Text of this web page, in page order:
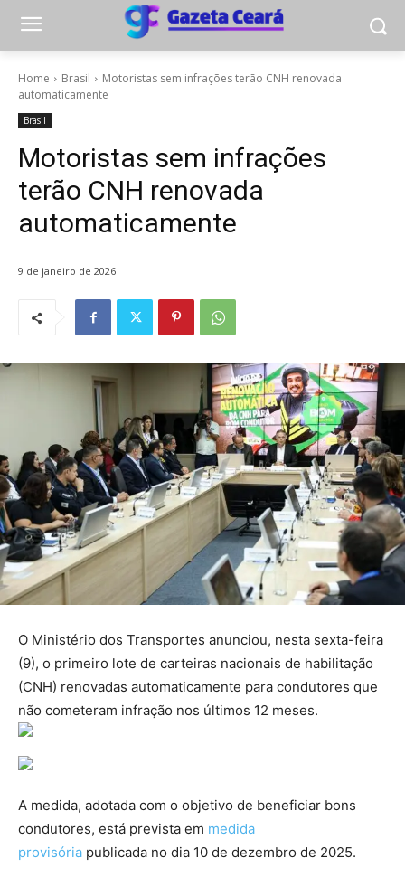
Home Brasil
Motoristas sem infrações terão CNH renovada
automaticamente
Brasil
Motoristas sem infrações
terão CNH renovada
automaticamente
9 de janeiro de 2026
O Ministério dos Transportes anunciou, nesta sexta-feira
(9), o primeiro lote de carteiras nacionais de habilitação
(CNH) renovadas automaticamente para condutores que
não cometeram infração nos últimos 12 meses.
A medida, adotada com o objetivo de beneficiar bons
condutores, está prevista em medida
provisória publicada no dia 10 de dezembro de 2025.